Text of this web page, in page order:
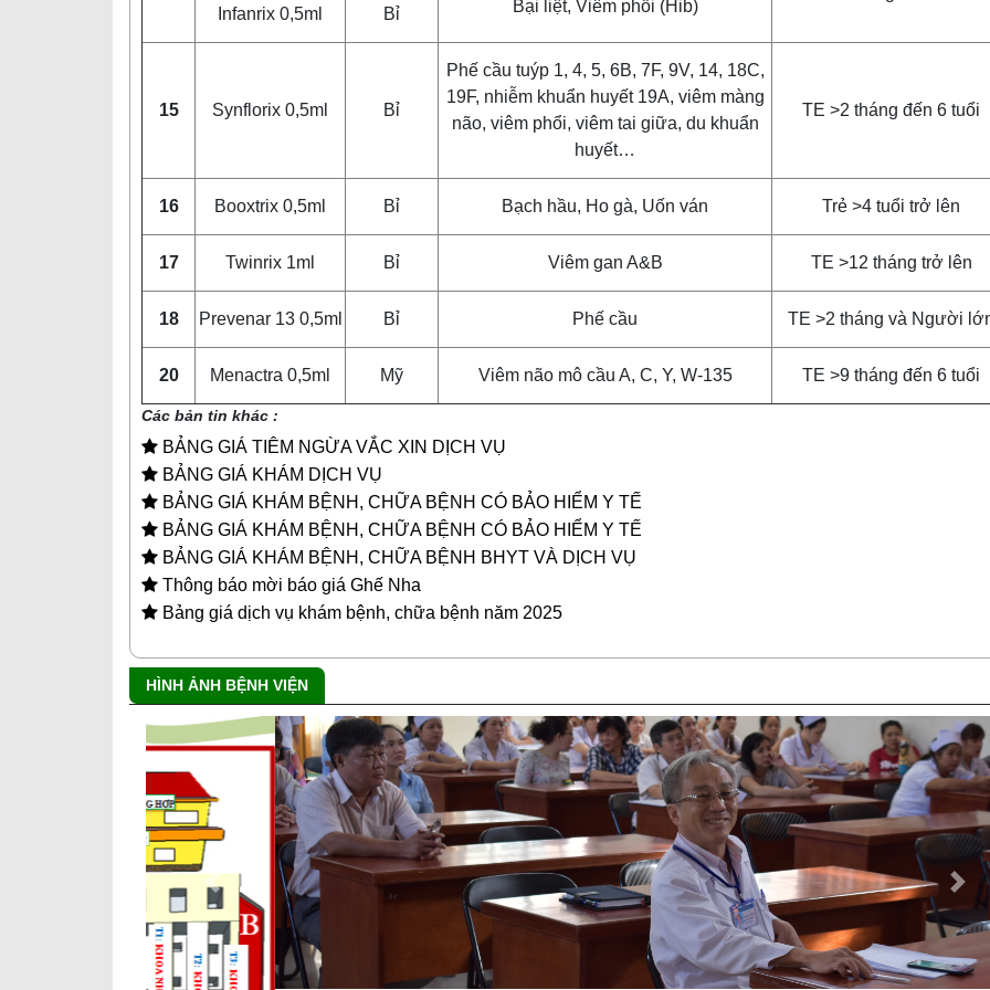
Infanrix 0,5ml
Bỉ Bại liệt, Viêm phổi (Hib)
15 Synflorix 0,5ml Bỉ
Phế cầu tuýp 1, 4, 5, 6B, 7F, 9V, 14, 18C,
19F, nhiễm khuẩn huyết 19A, viêm màng
não, viêm phổi, viêm tai giữa, du khuẩn
huyết…
TE >2 tháng đến 6 tuổi
16 Booxtrix 0,5ml Bỉ Bạch hầu, Ho gà, Uốn ván Trẻ >4 tuổi trở lên
17 Twinrix 1ml Bỉ Viêm gan A&B TE >12 tháng trở lên
18 Prevenar 13 0,5ml Bỉ Phế cầu TE >2 tháng và Người
20 Menactra 0,5ml Mỹ Viêm não mô cầu A, C, Y, W-135 TE >9 tháng đến 6 tuổi
Các bản tin khác :
BẢNG GIÁ TIÊM NGỪA VẮC XIN DỊCH VỤ
BẢNG GIÁ KHÁM DỊCH VỤ
BẢNG GIÁ KHÁM BỆNH, CHỮA BỆNH CÓ BẢO HIỂM Y TẾ
BẢNG GIÁ KHÁM BỆNH, CHỮA BỆNH CÓ BẢO HIỂM Y TẾ
BẢNG GIÁ KHÁM BỆNH, CHỮA BỆNH BHYT VÀ DỊCH VỤ
Thông báo mời báo giá Ghế Nha
Bảng giá dịch vụ khám bệnh, chữa bệnh năm 2025
HÌNH ẢNH BỆNH VIỆN
Previous